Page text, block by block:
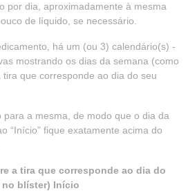
por dia, aproximadamente à mesma
de líquido, se necessário.
há um (ou 3) calendário(s) -
mostrando os dias da semana (como
que corresponde ao dia do seu
a mesma, de modo que o dia da
“Início” fique exatamente acima do
a tira que corresponde ao dia do
blíster) Início